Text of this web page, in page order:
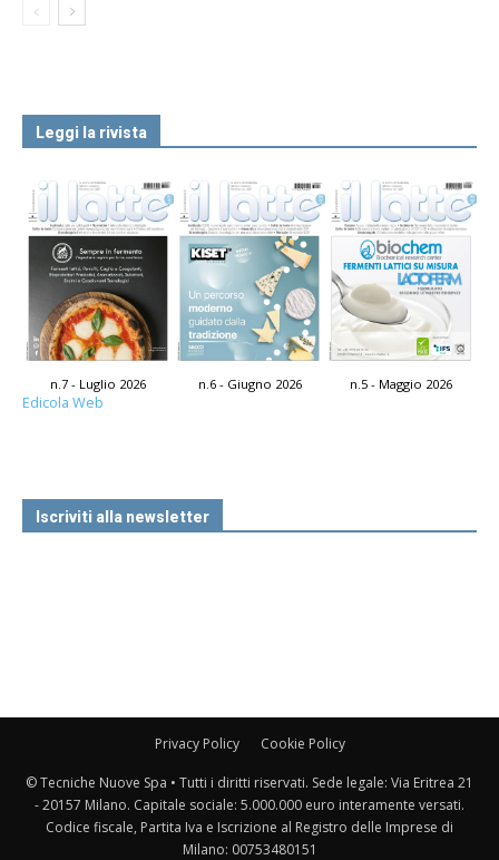
Leggi la rivista
n.7 - Luglio 2026 n.6 - Giugno 2026 n.5 - Maggio 2026
Edicola Web
Iscriviti alla newsletter
Privacy Policy Cookie Policy
© Tecniche Nuove Spa • Tutti i diritti riservati. Sede legale: Via Eritrea 21
- 20157 Milano. Capitale sociale: 5.000.000 euro interamente versati.
Codice fiscale, Partita Iva e Iscrizione al Registro delle Imprese di
Milano: 00753480151